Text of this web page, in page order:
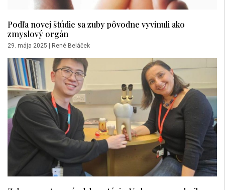
Podľa novej štúdie sa zuby pôvodne vyvinuli ako
zmyslový orgán
29. mája 2025 | René Beláček